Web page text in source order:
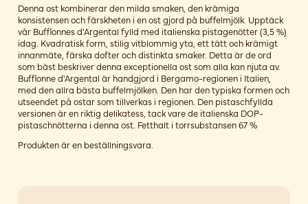
Denna ost kombinerar den milda smaken, den krämiga
konsistensen och färskheten i en ost gjord på buffelmjölk. Upptäck
vår Bufflonnes d'Argental fylld med italienska pistagenötter (3,5 %)
idag. Kvadratisk form, stilig vitblommig yta, ett tätt och krämigt
innanmäte, färska dofter och distinkta smaker. Detta är de ord
som bäst beskriver denna exceptionella ost som alla kan njuta av.
Bufflonne d'Argental är handgjord i Bergamo-regionen i Italien,
med den allra bästa buffelmjölken. Den har den typiska formen och
utseendet på ostar som tillverkas i regionen. Den pistaschfyllda
versionen är en riktig delikatess, tack vare de italienska DOP-
pistaschnötterna i denna ost. Fetthalt i torrsubstansen 67 %
Produkten är en beställningsvara.